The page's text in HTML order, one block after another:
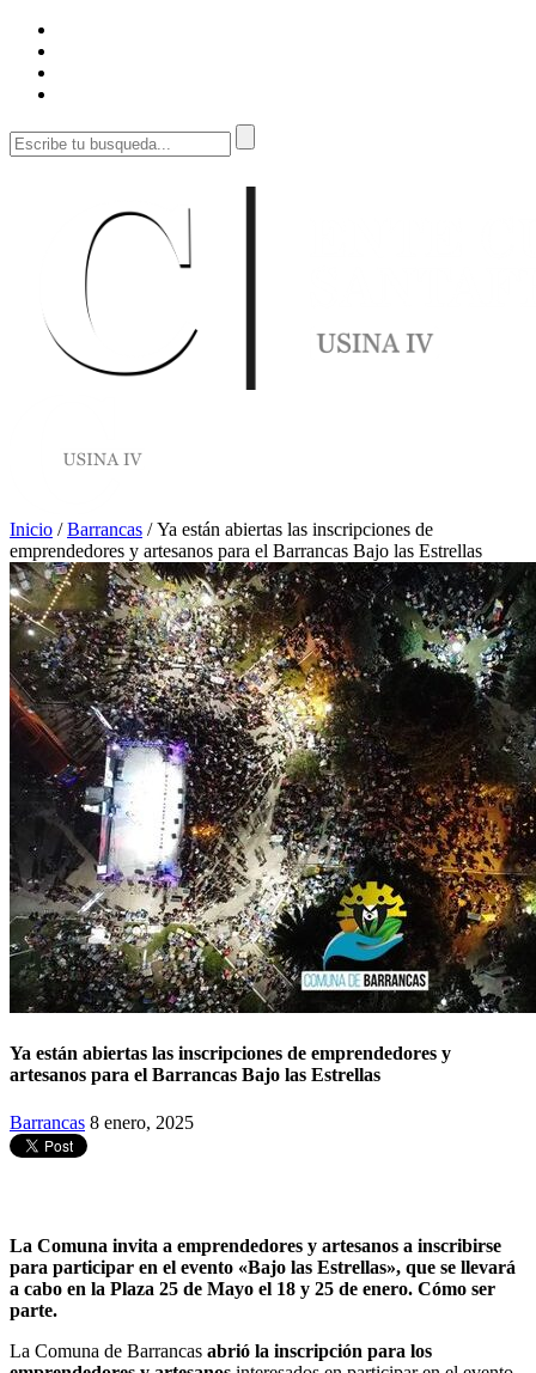
Inicio /Barrancas /Ya están abiertas las inscripciones de
emprendedores y artesanos para el Barrancas Bajo las Estrellas
Ya están abiertas las inscripciones de emprendedores y
artesanos para el Barrancas Bajo las Estrellas
Barrancas 8 enero, 2025
La Comuna invita a emprendedores y artesanos a inscribirse
para participar en el evento «Bajo las Estrellas», que se llevará
a cabo en la Plaza 25 de Mayo el 18 y 25 de enero. Cómo ser
parte.
La Comuna de Barrancas abrió la inscripción para los